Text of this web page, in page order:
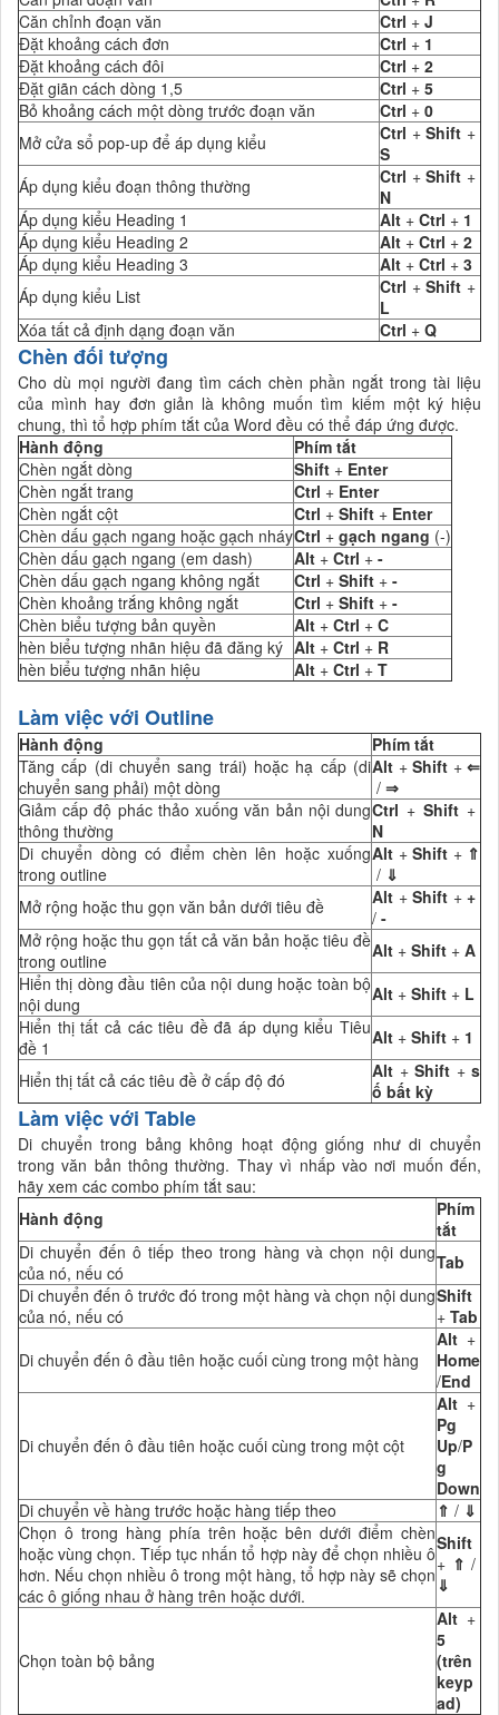
Căn chỉnh đoạn văn
Ctrl + J
Đặt khoảng cách đơn
Ctrl + 1
Đặt khoảng cách đôi
Ctrl + 2
Đặt giãn cách dòng 1,5
Ctrl + 5
Bỏ khoảng cách một dòng trước đoạn văn
Ctrl + 0
Mở cửa sổ pop-up để áp dụng kiểu
Ctrl +Shift +
S
Áp dụng kiểu đoạn thông thường
Ctrl +Shift +
N
Áp dụng kiểu Heading 1
Alt + Ctrl + 1
Áp dụng kiểu Heading 2
Alt + Ctrl + 2
Áp dụng kiểu Heading 3
Alt + Ctrl + 3
Áp dụng kiểu List
Ctrl +Shift +
L
Xóa tất cả định dạng đoạn văn
Ctrl + Q
Chèn đối tượng
Cho dù mọi người đang tìm cách chèn phần ngắt trong tài liệu
của mình hay đơn giản là không muốn tìm kiếm một ký hiệu
chung, thì tổ hợp phím tắt của Word đều có thể đáp ứng được.
Hành động
Phím tắt
Chèn ngắt dòng
Shift + Enter
Chèn ngắt trang
Ctrl + Enter
Chèn ngắt cột
Ctrl + Shift + Enter
Chèn dấu gạch ngang hoặc gạch nháyCtrl + gạch ngang (-)
Chèn dấu gạch ngang (em dash)
Alt + Ctrl + -
Chèn dấu gạch ngang không ngắt
Ctrl + Shift + -
Chèn khoảng trắng không ngắt
Ctrl + Shift + -
Chèn biểu tượng bản quyền
Alt + Ctrl + C
hèn biểu tượng nhãn hiệu đã đăng ký Alt + Ctrl + R
hèn biểu tượng nhãn hiệu
Alt + Ctrl + T
Làm việc với Outline
Hành động
Phím tắt
Tăng cấp (di chuyển sang trái) hoặc hạ cấp (di
chuyển sang phải) một dòng
Alt + Shift +⇐
/ ⇒
Giảm cấp độ phác thảo xuống văn bản nội dung
thông thường
Ctrl + Shift +
N
Di chuyển dòng có điểm chèn lên hoặc xuống
trong outline
Alt + Shift + ⇑
/ ⇓
Mở rộng hoặc thu gọn văn bản dưới tiêu đề
Alt + Shift + +
/ -
Mở rộng hoặc thu gọn tất cả văn bản hoặc tiêu đề
trong outline
Alt + Shift + A
Hiển thị dòng đầu tiên của nội dung hoặc toàn bộ
nội dung
Alt + Shift + L
Hiển thị tất cả các tiêu đề đã áp dụng kiểu Tiêu
đề 1
Alt + Shift + 1
Hiển thị tất cả các tiêu đề ở cấp độ đó
Alt + Shift + s
ố bất kỳ
Làm việc với Table
Di chuyển trong bảng không hoạt động giống như di chuyển
trong văn bản thông thường. Thay vì nhấp vào nơi muốn đến,
hãy xem các combo phím tắt sau:
Hành động
Phím
tắt
Di chuyển đến ô tiếp theo trong hàng và chọn nội dung
của nó, nếu có
Tab
Di chuyển đến ô trước đó trong một hàng và chọn nội dung
của nó, nếu có
Shift
+ Tab
Di chuyển đến ô đầu tiên hoặc cuối cùng trong một hàng
Alt +
Home
/End
Di chuyển đến ô đầu tiên hoặc cuối cùng trong một cột
Alt +
Pg
Up/P
g
Down
Di chuyển về hàng trước hoặc hàng tiếp theo
⇑ / ⇓
Chọn ô trong hàng phía trên hoặc bên dưới điểm chèn
hoặc vùng chọn. Tiếp tục nhấn tổ hợp này để chọn nhiều ô
hơn. Nếu chọn nhiều ô trong một hàng, tổ hợp này sẽ chọn
các ô giống nhau ở hàng trên hoặc dưới.
Shift
+ ⇑ /
⇓
Chọn toàn bộ bảng
Alt +
5
(trên
keyp
ad)